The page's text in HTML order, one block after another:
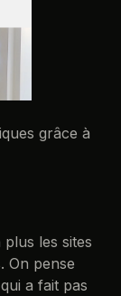
grâce à
les sites
On pense
a fait pas